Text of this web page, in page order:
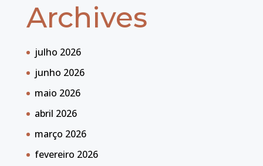
Archives
julho 2026
junho 2026
maio 2026
abril 2026
março 2026
fevereiro 2026